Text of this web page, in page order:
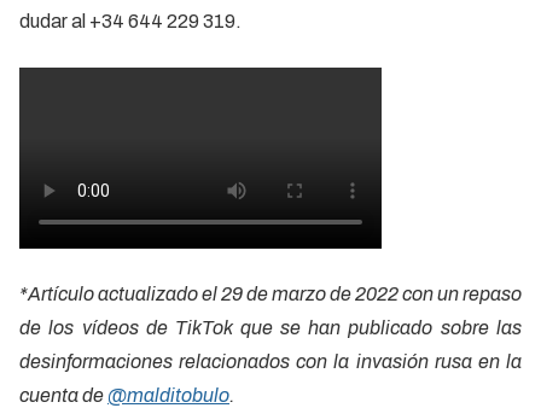
dudar al +34 644 229 319.
*Artículo actualizado el 29 de marzo de 2022 con un repaso
de los vídeos de TikTok que se han publicado sobre las
desinformaciones relacionados con la invasión rusa en la
cuenta de @malditobulo.